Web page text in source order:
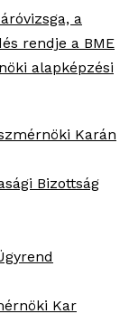
a
rendje a BME
alapképzési
Karán
Bizottság
Kar